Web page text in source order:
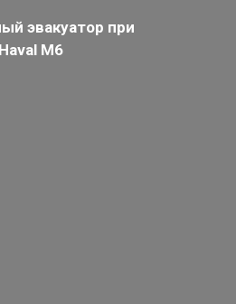
эвакуатор при
M6